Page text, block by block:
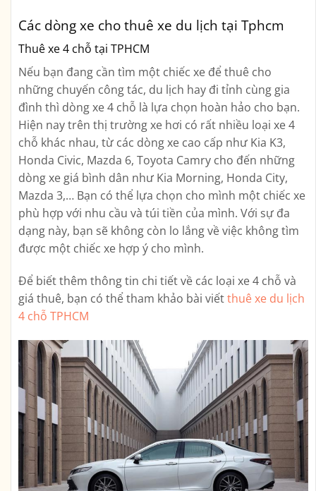
Các dòng xe cho thuê xe du lịch tại Tphcm
Thuê xe 4 chỗ tại TPHCM
Nếu bạn đang cần tìm một chiếc xe để thuê cho
những chuyến công tác, du lịch hay đi tỉnh cùng gia
đình thì dòng xe 4 chỗ là lựa chọn hoàn hảo cho bạn.
Hiện nay trên thị trường xe hơi có rất nhiều loại xe 4
chỗ khác nhau, từ các dòng xe cao cấp như Kia K3,
Honda Civic, Mazda 6, Toyota Camry cho đến những
dòng xe giá bình dân như Kia Morning, Honda City,
Mazda 3,… Bạn có thể lựa chọn cho mình một chiếc xe
phù hợp với nhu cầu và túi tiền của mình. Với sự đa
dạng này, bạn sẽ không còn lo lắng về việc không tìm
được một chiếc xe hợp ý cho mình.
Để biết thêm thông tin chi tiết về các loại xe 4 chỗ và
giá thuê, bạn có thể tham khảo bài viếtthuê xe du lịch
4 chỗ TPHCM